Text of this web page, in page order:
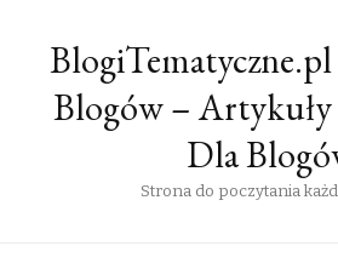
Blogów –
Dla
Strona do poczytania